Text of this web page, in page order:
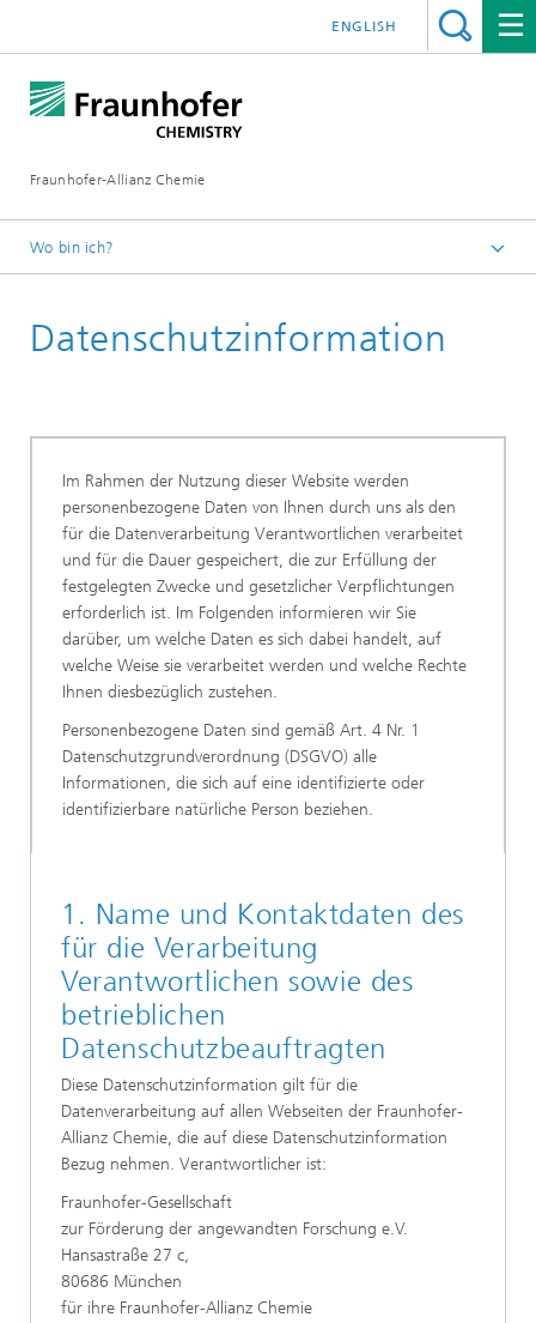
Fraunhofer-Allianz Chemie
ENGLISH
Wo bin ich?
Datenschutzinformation
Im Rahmen der Nutzung dieser Website werden
personenbezogene Daten von Ihnen durch uns als den
für die Datenverarbeitung Verantwortlichen verarbeitet
und für die Dauer gespeichert, die zur Erfüllung der
festgelegten Zwecke und gesetzlicher Verpflichtungen
erforderlich ist. Im Folgenden informieren wir Sie
darüber, um welche Daten es sich dabei handelt, auf
welche Weise sie verarbeitet werden und welche Rechte
Ihnen diesbezüglich zustehen.
Personenbezogene Daten sind gemäß Art. 4 Nr. 1
Datenschutzgrundverordnung (DSGVO) alle
Informationen, die sich auf eine identifizierte oder
identifizierbare natürliche Person beziehen.
1. Name und Kontaktdaten des
für die Verarbeitung
Verantwortlichen sowie des
betrieblichen
Datenschutzbeauftragten
Diese Datenschutzinformation gilt für die
Datenverarbeitung auf allen Webseiten der Fraunhofer-
Allianz Chemie, die auf diese Datenschutzinformation
Bezug nehmen. Verantwortlicher ist:
Fraunhofer-Gesellschaft
zur Förderung der angewandten Forschung e.V.
Hansastraße 27 c,
80686 München
für ihre Fraunhofer-Allianz Chemie